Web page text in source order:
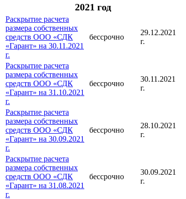
2021 год
Раскрытие расчета
размера собственных
средств ООО «СДК
«Гарант» на 30.11.2021
г.
бессрочно
29.12.2021
г.
Раскрытие расчета
размера собственных
средств ООО «СДК
«Гарант» на 31.10.2021
г.
бессрочно
30.11.2021
г.
Раскрытие расчета
размера собственных
средств ООО «СДК
«Гарант» на 30.09.2021
г.
бессрочно
28.10.2021
г.
Раскрытие расчета
размера собственных
средств ООО «СДК
«Гарант» на 31.08.2021
г.
бессрочно
30.09.2021
г.